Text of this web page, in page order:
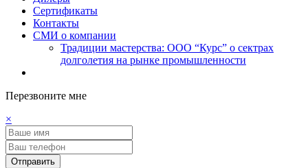
Сертификаты
Контакты
СМИ о компании
Традиции мастерства: ООО “Курс” о сектрах
долголетия на рынке промышленности
Перезвоните мне
×
Отправить